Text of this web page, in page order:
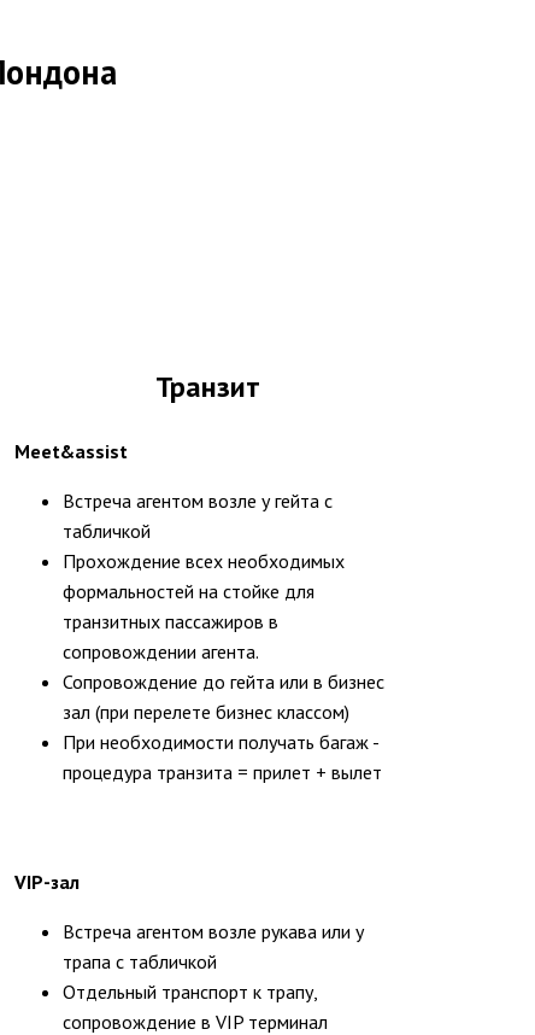
Транзит
Meet&assist
Встреча агентом возле у гейта с
табличкой
Прохождение всех необходимых
формальностей на стойке для
транзитных пассажиров в
сопровождении агента.
Сопровождение до гейта или в бизнес
зал (при перелете бизнес классом)
При необходимости получать багаж -
процедура транзита = прилет + вылет
VIP-зал
Встреча агентом возле рукава или у
трапа с табличкой
Отдельный транспорт к трапу,
сопровождение в VIP терминал